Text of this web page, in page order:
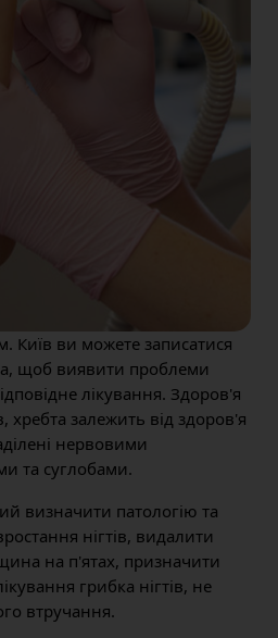
Київ ви можете записатися
щоб виявити проблеми
лікування. Здоров'я
хребта залежить від здоров'я
нервовими
та суглобами.
визначити патологію та
нігтів, видалити
на п'ятах, призначити
грибка нігтів, не
втручання.